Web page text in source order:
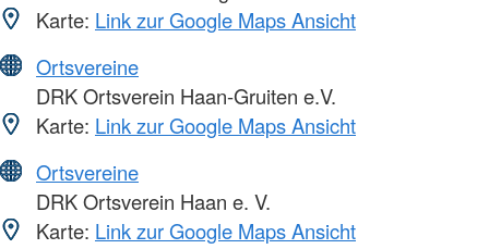
Karte: Link zur Google Maps Ansicht
Ortsvereine
DRK Ortsverein Haan-Gruiten e.V.
Karte: Link zur Google Maps Ansicht
Ortsvereine
DRK Ortsverein Haan e. V.
Karte: Link zur Google Maps Ansicht